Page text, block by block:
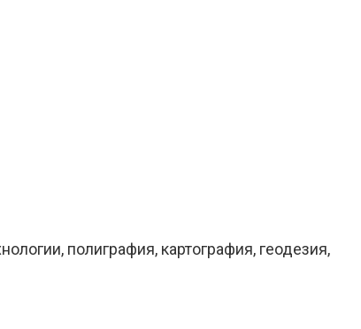
полиграфия, картография, геодезия,